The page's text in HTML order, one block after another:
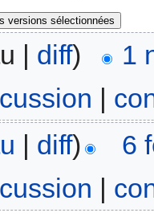
| diff)
1
|
| diff)
6
|